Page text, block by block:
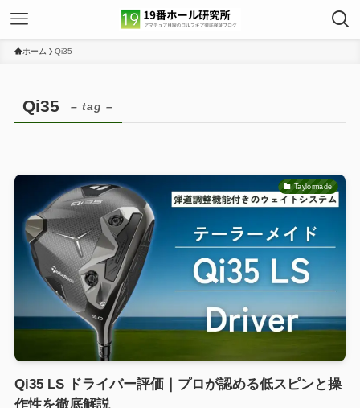
ホーム Qi35
Qi35 – tag –
Taylormade
Qi35 LS ドライバー評価｜プロが認める低スピンと操
作性を徹底解説